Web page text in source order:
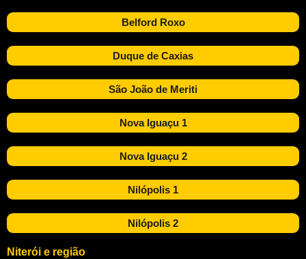
Belford Roxo
Duque de Caxias
São João de Meriti
Nova Iguaçu 1
Nova Iguaçu 2
Nilópolis 1
Nilópolis 2
Niterói e região